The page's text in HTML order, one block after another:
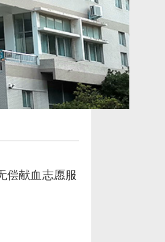
偿献血志愿服